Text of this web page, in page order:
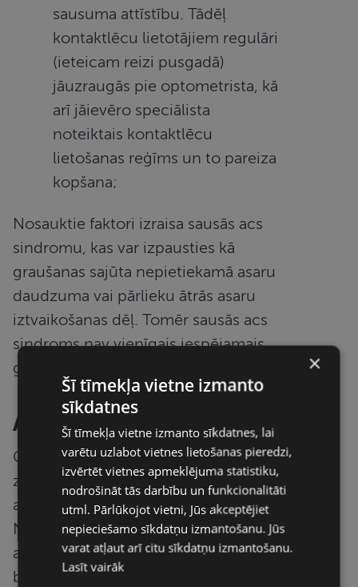
sausuma attīstību. Tādēļ
kontaktlēcu lietotājiem regulāri
(ieteicam reizi pusgadā)
jāuzraugās pie optometrista, kā
arī jāievēro speciālista
noteiktais kontaktlēcu
lietošanas reģīms un to pareiza
kopšana;
Nosauktie faktori izraisa sausās acs
sindromu, kas var izpausties kā
graušanas sajūta nepietiekamā asaru
daudzuma vai pārlieku ātrās asaru
iztvaikošanas dēļ. Tomēr sausās acs
sindroms nav vienīgais iespējamais
graušanas iemesls.
Alerģiju ietekme
Graušanas sajūtu acīs var izraisīt
ziedputekšņu alerģija (polinoze), kas
atkārtojas katru gadu noteiktā laikā.
No marta beigām līdz maija beigām
alerģiskās reakcijas izraisa alkšņu,
bērzu un pieneņu ziedēšana.
×
Šī tīmekļa vietne izmanto
sīkdatnes
Šī tīmekļa vietne izmanto sīkdatnes, lai
varētu uzlabot vietnes lietošanas pieredzi,
izvērtēt vietnes apmeklējuma statistiku,
nodrošināt tās darbību un funkcionalitāti
utml. Pārlūkojot vietni, Jūs akceptējiet
nepieciešamo sīkdatņu izmantošanu. Jūs
varat atļaut arī citu sīkdatņu izmantošanu.
Lasīt vairāk